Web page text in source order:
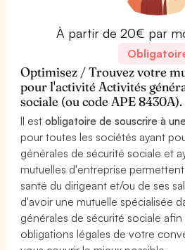
À partir de 20€ par
Optimisez / Trouvez votre
pour l'activité Activités
sociale (ou code APE 8430A).
Il estobligatoire de souscrire à
pour toutes les sociétés ayant
générales de sécurité sociale et
mutuelles d'entreprise
santé du dirigeant et/ou de ses
d'avoir une mutuelle spécialisée
générales de sécurité sociale
obligations légales de votre